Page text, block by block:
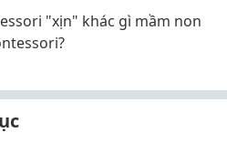
"xịn" khác gì mầm non